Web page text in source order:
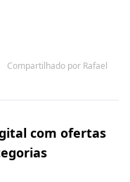
Compartilhado por Rafael
com ofertas